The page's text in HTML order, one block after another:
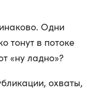
Одни
тонут в потоке
«ну ладно»?
охваты,